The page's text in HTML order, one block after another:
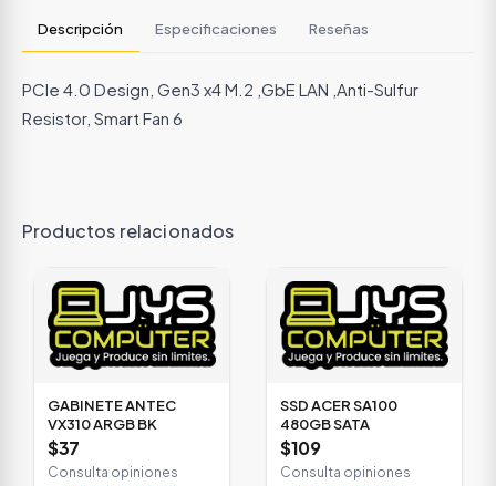
Descripción Especificaciones Reseñas
PCIe 4.0 Design, Gen3 x4 M.2 ,GbE LAN ,Anti-Sulfur
Resistor, Smart Fan 6
Productos relacionados
GABINETE ANTEC
VX310 ARGB BK
$37
Consulta opiniones
SSD ACER SA100
480GB SATA
$109
Consulta opiniones